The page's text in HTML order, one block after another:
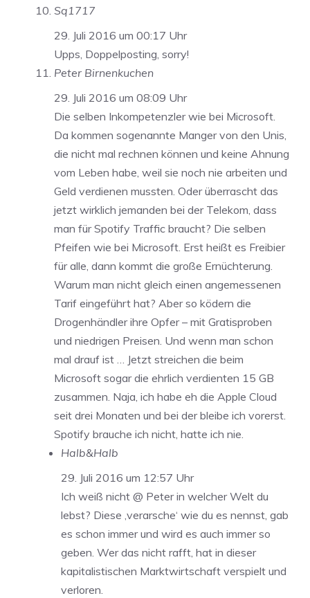
Sq1717
29. Juli 2016 um 00:17 Uhr
Upps, Doppelposting, sorry!
Peter Birnenkuchen
29. Juli 2016 um 08:09 Uhr
Die selben Inkompetenzler wie bei Microsoft.
Da kommen sogenannte Manger von den Unis,
die nicht mal rechnen können und keine Ahnung
vom Leben habe, weil sie noch nie arbeiten und
Geld verdienen mussten. Oder überrascht das
jetzt wirklich jemanden bei der Telekom, dass
man für Spotify Traffic braucht? Die selben
Pfeifen wie bei Microsoft. Erst heißt es Freibier
für alle, dann kommt die große Ernüchterung.
Warum man nicht gleich einen angemessenen
Tarif eingeführt hat? Aber so ködern die
Drogenhändler ihre Opfer – mit Gratisproben
und niedrigen Preisen. Und wenn man schon
mal drauf ist … Jetzt streichen die beim
Microsoft sogar die ehrlich verdienten 15 GB
zusammen. Naja, ich habe eh die Apple Cloud
seit drei Monaten und bei der bleibe ich vorerst.
Spotify brauche ich nicht, hatte ich nie.
Halb&Halb
29. Juli 2016 um 12:57 Uhr
Ich weiß nicht @ Peter in welcher Welt du
lebst? Diese ‚verarsche‘ wie du es nennst, gab
es schon immer und wird es auch immer so
geben. Wer das nicht rafft, hat in dieser
kapitalistischen Marktwirtschaft verspielt und
verloren.